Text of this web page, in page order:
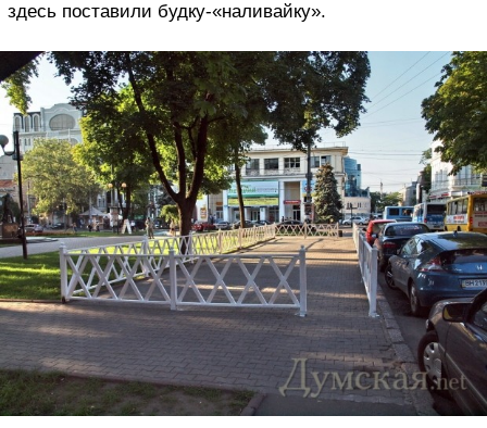
здесь поставили будку-«наливайку».